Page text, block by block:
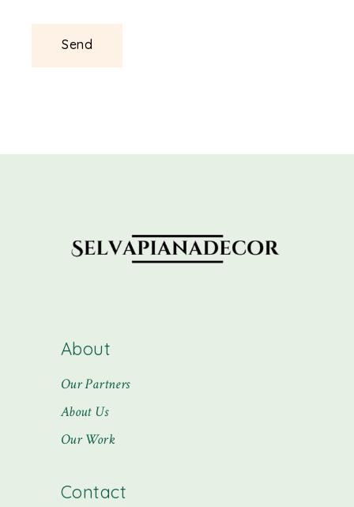
About
Our Partners
About Us
Our Work
Contact